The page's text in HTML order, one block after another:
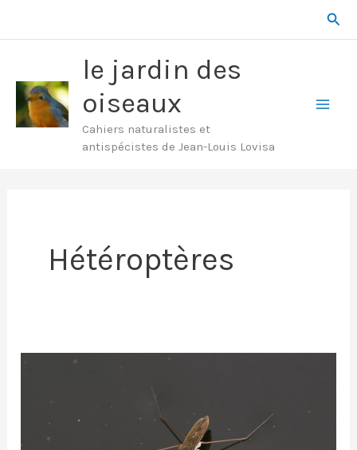
au
le jardin des
oiseaux
Cahiers naturalistes et
antispécistes de Jean-Louis Lovisa
Hétéroptères